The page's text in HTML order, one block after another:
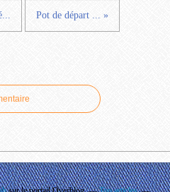
Pot de départ ... »